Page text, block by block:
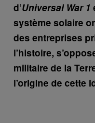
d’Universal War 1
système solaire
des entreprises
l’histoire,
militaire de la
l’origine de cette